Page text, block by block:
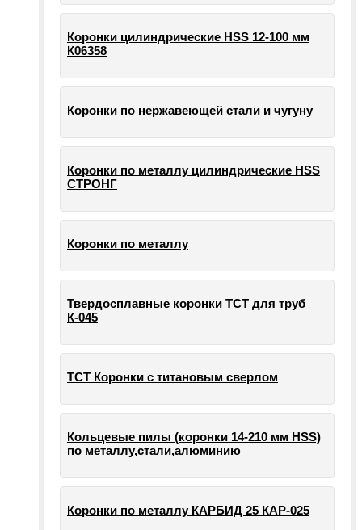
Коронки цилиндрические HSS 12-100 мм
К06358
Коронки по нержавеющей стали и чугуну
Коронки по металлу цилиндрические HSS
СТРОНГ
Коронки по металлу
Твердосплавные коронки ТСТ для труб
К-045
ТСТ Коронки с титановым сверлом
Кольцевые пилы (коронки 14-210 мм HSS)
по металлу,стали,алюминию
Коронки по металлу КАРБИД 25 КАР-025